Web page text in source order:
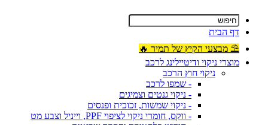
דף הבית
⛱ מבצעי הקיץ של תמיר 🔥
מוצרי ניקוי ודיטיילינג לרכב
ניקוי חוץ הרכב
- שמפו לרכב
- ניקוי גנטים וצמיגים
- ניקוי שמשות, זכוכית ופנסים
- ווקס, חומרי ניקוי לציפוי PPF, וייניל וצבע מט